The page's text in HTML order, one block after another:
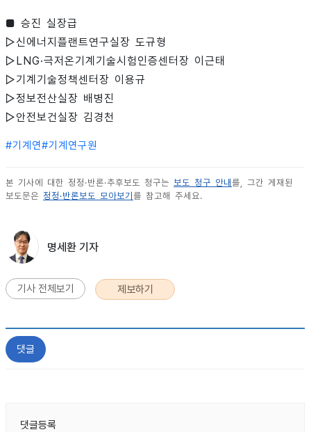
■ 승진 실장급
▷신에너지플랜트연구실장 도규형
▷LNG·극저온기계기술시험인증센터장 이근태
▷기계기술정책센터장 이용규
▷정보전산실장 배병진
▷안전보건실장 김경천
#기계연#기계연구원
본 기사에 대한 정정·반론·추후보도 청구는 보도 청구 안내 를, 그간 게재된
보도문은 정정·반론보도 모아보기 를 참고해 주세요.
명세환 기자
기사 전체보기 제보하기
댓글
댓글등록